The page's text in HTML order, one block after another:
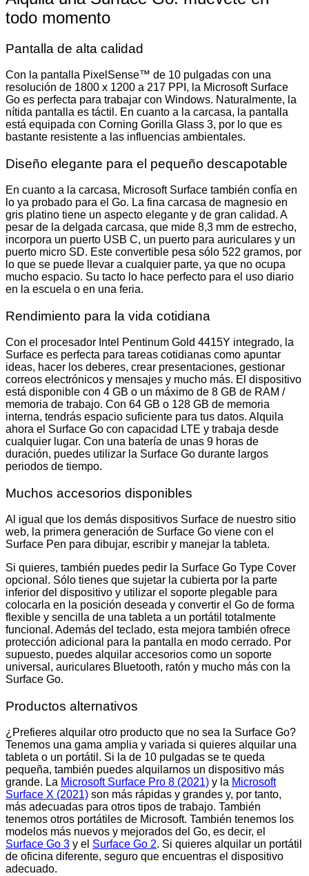
todo momento
Pantalla de alta calidad
Con la pantalla PixelSense™ de 10 pulgadas con una
resolución de 1800 x 1200 a 217 PPI, la Microsoft Surface
Go es perfecta para trabajar con Windows. Naturalmente, la
nítida pantalla es táctil. En cuanto a la carcasa, la pantalla
está equipada con Corning Gorilla Glass 3, por lo que es
bastante resistente a las influencias ambientales.
Diseño elegante para el pequeño descapotable
En cuanto a la carcasa, Microsoft Surface también confía en
lo ya probado para el Go. La fina carcasa de magnesio en
gris platino tiene un aspecto elegante y de gran calidad. A
pesar de la delgada carcasa, que mide 8,3 mm de estrecho,
incorpora un puerto USB C, un puerto para auriculares y un
puerto micro SD. Este convertible pesa sólo 522 gramos, por
lo que se puede llevar a cualquier parte, ya que no ocupa
mucho espacio. Su tacto lo hace perfecto para el uso diario
en la escuela o en una feria.
Rendimiento para la vida cotidiana
Con el procesador Intel Pentinum Gold 4415Y integrado, la
Surface es perfecta para tareas cotidianas como apuntar
ideas, hacer los deberes, crear presentaciones, gestionar
correos electrónicos y mensajes y mucho más. El dispositivo
está disponible con 4 GB o un máximo de 8 GB de RAM /
memoria de trabajo. Con 64 GB o 128 GB de memoria
interna, tendrás espacio suficiente para tus datos. Alquila
ahora el Surface Go con capacidad LTE y trabaja desde
cualquier lugar. Con una batería de unas 9 horas de
duración, puedes utilizar la Surface Go durante largos
periodos de tiempo.
Muchos accesorios disponibles
Al igual que los demás dispositivos Surface de nuestro sitio
web, la primera generación de Surface Go viene con el
Surface Pen para dibujar, escribir y manejar la tableta.
Si quieres, también puedes pedir la Surface Go Type Cover
opcional. Sólo tienes que sujetar la cubierta por la parte
inferior del dispositivo y utilizar el soporte plegable para
colocarla en la posición deseada y convertir el Go de forma
flexible y sencilla de una tableta a un portátil totalmente
funcional. Además del teclado, esta mejora también ofrece
protección adicional para la pantalla en modo cerrado. Por
supuesto, puedes alquilar accesorios como un soporte
universal, auriculares Bluetooth, ratón y mucho más con la
Surface Go.
Productos alternativos
¿Prefieres alquilar otro producto que no sea la Surface Go?
Tenemos una gama amplia y variada si quieres alquilar una
tableta o un portátil. Si la de 10 pulgadas se te queda
pequeña, también puedes alquilarnos un dispositivo más
grande. La Microsoft Surface Pro 8 (2021) y la Microsoft
Surface X (2021) son más rápidas y grandes y, por tanto,
más adecuadas para otros tipos de trabajo. También
tenemos otros portátiles de Microsoft. También tenemos los
modelos más nuevos y mejorados del Go, es decir, el
Surface Go 3 y el Surface Go 2. Si quieres alquilar un portátil
de oficina diferente, seguro que encuentras el dispositivo
adecuado.